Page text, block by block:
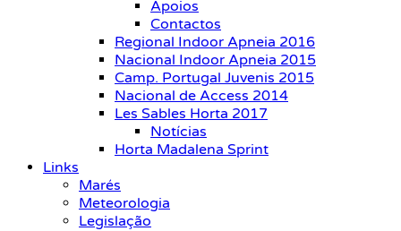
Apoios
Contactos
Regional Indoor Apneia 2016
Nacional Indoor Apneia 2015
Camp. Portugal Juvenis 2015
Nacional de Access 2014
Les Sables Horta 2017
Notícias
Horta Madalena Sprint
Links
Marés
Meteorologia
Legislação